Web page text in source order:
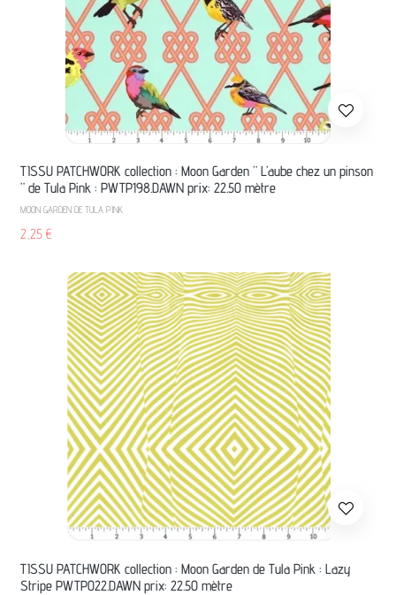
TISSU PATCHWORK collection : Moon Garden ” L’aube chez un pinson
” de Tula Pink : PWTP198.DAWN prix: 22.50 mètre
MOON GARDEN DE TULA PINK
2,25 €
TISSU PATCHWORK collection : Moon Garden de Tula Pink : Lazy
Stripe PWTP022.DAWN prix: 22.50 mètre